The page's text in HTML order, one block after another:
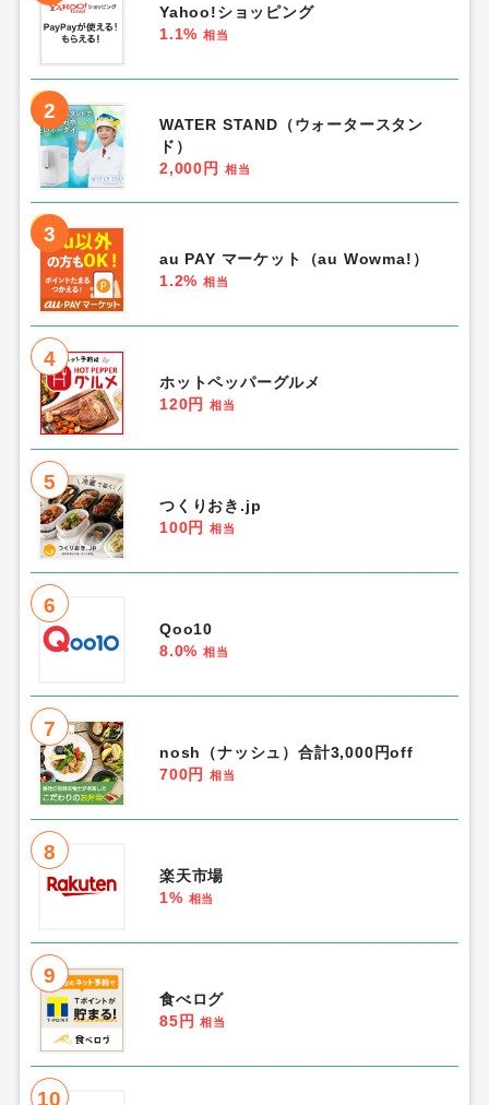
Yahoo!ショッピング
1.1% 相当
2
WATER STAND（ウォータースタン
ド）
2,000円
相当
3
au PAY マーケット（au Wowma!）
1.2% 相当
4
ホットペッパーグルメ
120円
相当
5
つくりおき.jp
100円
相当
6
Qoo10
8.0% 相当
7
nosh（ナッシュ）合計3,000円off
700円
相当
8
楽天市場
1% 相当
9
食べログ
85円
相当
10